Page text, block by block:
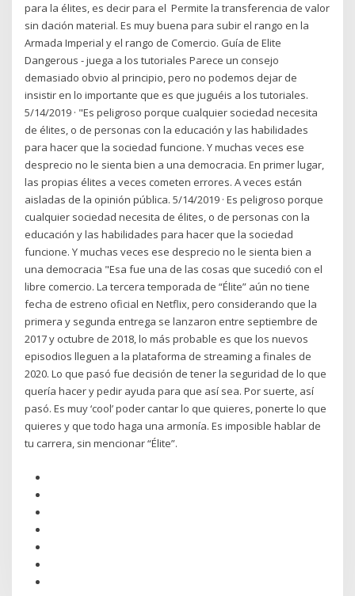
para la élites, es decir para el Permite la transferencia de valor
sin dación material. Es muy buena para subir el rango en la
Armada Imperial y el rango de Comercio. Guía de Elite
Dangerous - juega a los tutoriales Parece un consejo
demasiado obvio al principio, pero no podemos dejar de
insistir en lo importante que es que juguéis a los tutoriales.
5/14/2019 · "Es peligroso porque cualquier sociedad necesita
de élites, o de personas con la educación y las habilidades
para hacer que la sociedad funcione. Y muchas veces ese
desprecio no le sienta bien a una democracia. En primer lugar,
las propias élites a veces cometen errores. A veces están
aisladas de la opinión pública. 5/14/2019 · Es peligroso porque
cualquier sociedad necesita de élites, o de personas con la
educación y las habilidades para hacer que la sociedad
funcione. Y muchas veces ese desprecio no le sienta bien a
una democracia "Esa fue una de las cosas que sucedió con el
libre comercio. La tercera temporada de “Élite” aún no tiene
fecha de estreno oficial en Netflix, pero considerando que la
primera y segunda entrega se lanzaron entre septiembre de
2017 y octubre de 2018, lo más probable es que los nuevos
episodios lleguen a la plataforma de streaming a finales de
2020. Lo que pasó fue decisión de tener la seguridad de lo que
quería hacer y pedir ayuda para que así sea. Por suerte, así
pasó. Es muy ‘cool’ poder cantar lo que quieres, ponerte lo que
quieres y que todo haga una armonía. Es imposible hablar de
tu carrera, sin mencionar “Élite”.